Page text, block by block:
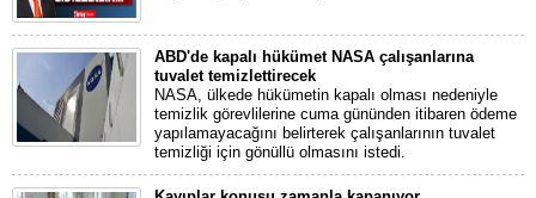
ABD'de kapalı hükümet NASA çalışanlarına
tuvalet temizlettirecek
NASA, ülkede hükümetin kapalı olması nedeniyle
temizlik görevlilerine cuma gününden itibaren ödeme
yapılamayacağını belirterek çalışanlarının tuvalet
temizliği için gönüllü olmasını istedi.